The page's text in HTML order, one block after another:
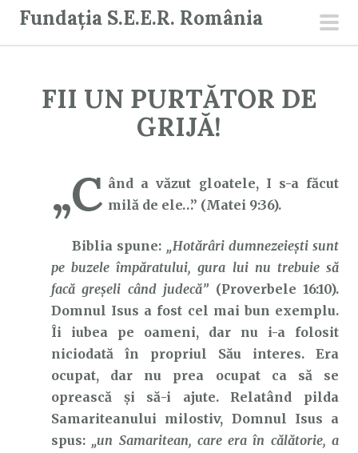
Fundația S.E.E.R. România
FII UN PURTĂTOR DE
GRIJĂ!
„C ând a văzut gloatele, I s-a făcut
milă de ele…” (Matei 9:36).
Biblia spune: „Hotărâri dumnezeieşti sunt
pe buzele împăratului, gura lui nu trebuie să
facă greşeli când judecă” (Proverbele 16:10).
Domnul Isus a fost cel mai bun exemplu.
Îi iubea pe oameni, dar nu i-a folosit
niciodată în propriul Său interes. Era
ocupat, dar nu prea ocupat ca să se
oprească și să-i ajute. Relatând pilda
Samariteanului milostiv, Domnul Isus a
spus: „un Samaritean, care era în călătorie, a